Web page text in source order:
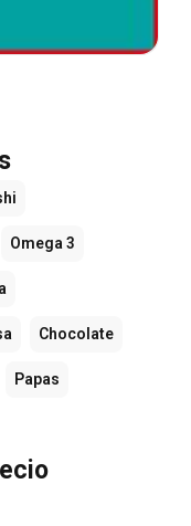
Omega 3
Chocolate
Papas